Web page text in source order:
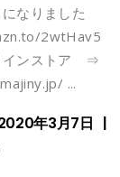
になりました
2wtHav5
インストア ⇒
年3月7日